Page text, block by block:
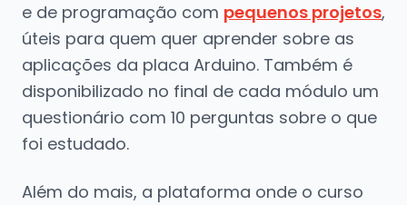
e de programação com pequenos projetos,
úteis para quem quer aprender sobre as
aplicações da placa Arduino. Também é
disponibilizado no final de cada módulo um
questionário com 10 perguntas sobre o que
foi estudado.
Além do mais, a plataforma onde o curso